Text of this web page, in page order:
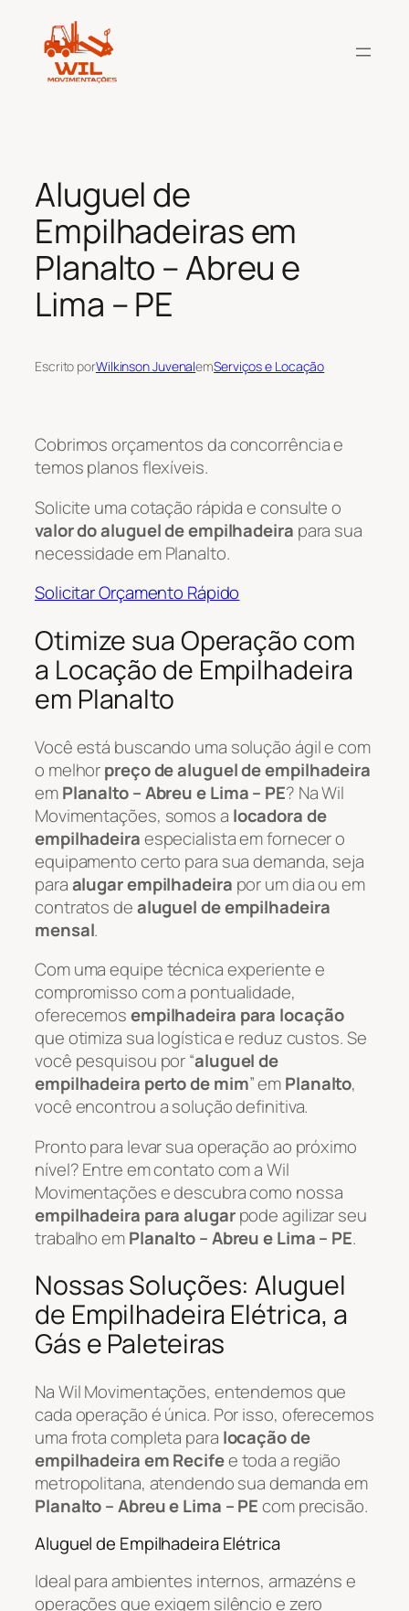
conteúdo
Aluguel de
Empilhadeiras em
Planalto – Abreu e
Lima – PE
Escrito porWilkinson JuvenalemServiços e Locação
Cobrimos orçamentos da concorrência e
temos planos flexíveis.
Solicite uma cotação rápida e consulte o
valor do aluguel de empilhadeira para sua
necessidade em Planalto.
Solicitar Orçamento Rápido
Otimize sua Operação com
a Locação de Empilhadeira
em Planalto
Você está buscando uma solução ágil e com
o melhorpreço de aluguel de empilhadeira
emPlanalto – Abreu e Lima – PE? Na Wil
Movimentações, somos a locadora de
empilhadeiraespecialista em fornecer o
equipamento certo para sua demanda, seja
paraalugar empilhadeira por um dia ou em
contratos dealuguel de empilhadeira
mensal.
Com uma equipe técnica experiente e
compromisso com a pontualidade,
oferecemosempilhadeira para locação
que otimiza sua logística e reduz custos. Se
você pesquisou por “aluguel de
empilhadeira perto de mim” emPlanalto,
você encontrou a solução definitiva.
Pronto para levar sua operação ao próximo
nível? Entre em contato com a Wil
Movimentações e descubra como nossa
empilhadeira para alugarpode agilizar seu
trabalho emPlanalto – Abreu e Lima – PE.
Nossas Soluções: Aluguel
de Empilhadeira Elétrica, a
Gás e Paleteiras
Na Wil Movimentações, entendemos que
cada operação é única. Por isso, oferecemos
uma frota completa para locação de
empilhadeira em Recifee toda a região
metropolitana, atendendo sua demanda em
Planalto – Abreu e Lima – PEcom precisão.
Aluguel de Empilhadeira Elétrica
Ideal para ambientes internos, armazéns e
operações que exigem silêncio e zero